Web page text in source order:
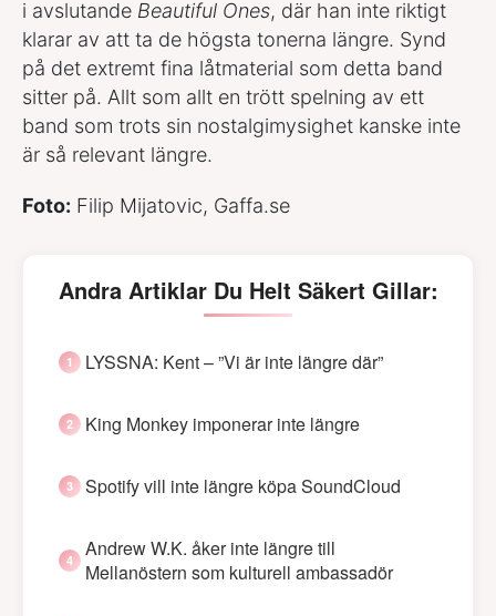
i avslutande Beautiful Ones, där han inte riktigt
klarar av att ta de högsta tonerna längre. Synd
på det extremt fina låtmaterial som detta band
sitter på. Allt som allt en trött spelning av ett
band som trots sin nostalgimysighet kanske inte
är så relevant längre.
Foto: Filip Mijatovic, Gaffa.se
Andra Artiklar Du Helt Säkert Gillar:
LYSSNA: Kent – ”Vi är inte längre där”
King Monkey imponerar inte längre
Spotify vill inte längre köpa SoundCloud
Andrew W.K. åker inte längre till
Mellanöstern som kulturell ambassadör